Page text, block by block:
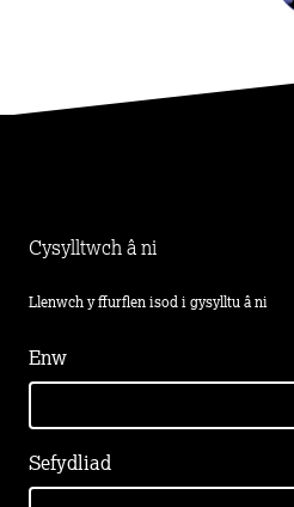
Cysylltwch â ni
Llenwch y ffurflen isod i gysylltu â ni
Enw
Sefydliad